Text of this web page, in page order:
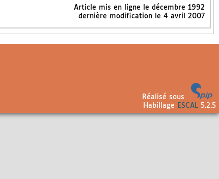
Article mis en ligne le décembre 1992
dernière modification le 4 avril 2007
Réalisé sous
Habillage
ESCAL5.2.5